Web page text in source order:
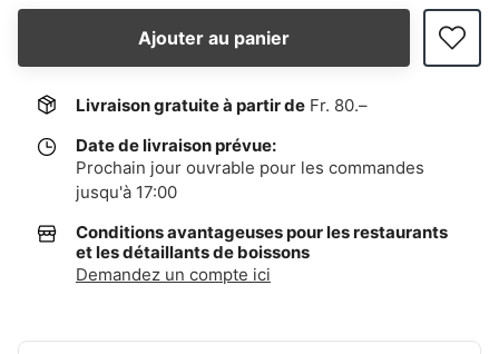
Ajouter au panier
Livraison gratuite à partir de Fr. 80.–
Date de livraison prévue:
Prochain jour ouvrable pour les commandes
jusqu'à 17:00
Conditions avantageuses pour les restaurants
et les détaillants de boissons
Demandez un compte ici